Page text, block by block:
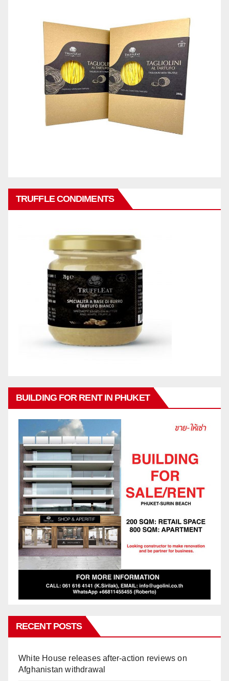
TRUFFLE CONDIMENTS
BUILDING FOR RENT IN PHUKET
RECENT POSTS
White House releases after-action reviews on
Afghanistan withdrawal